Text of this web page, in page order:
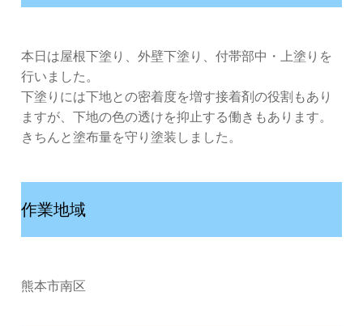
本日は屋根下塗り、外壁下塗り、付帯部中・上塗りを
行いました。
下塗りには下地との密着度を増す接着剤の役割もあり
ますが、下地の色の透けを抑止する働きもあります。
きちんと塗布量を守り塗装しました。
作業地域
熊本市南区